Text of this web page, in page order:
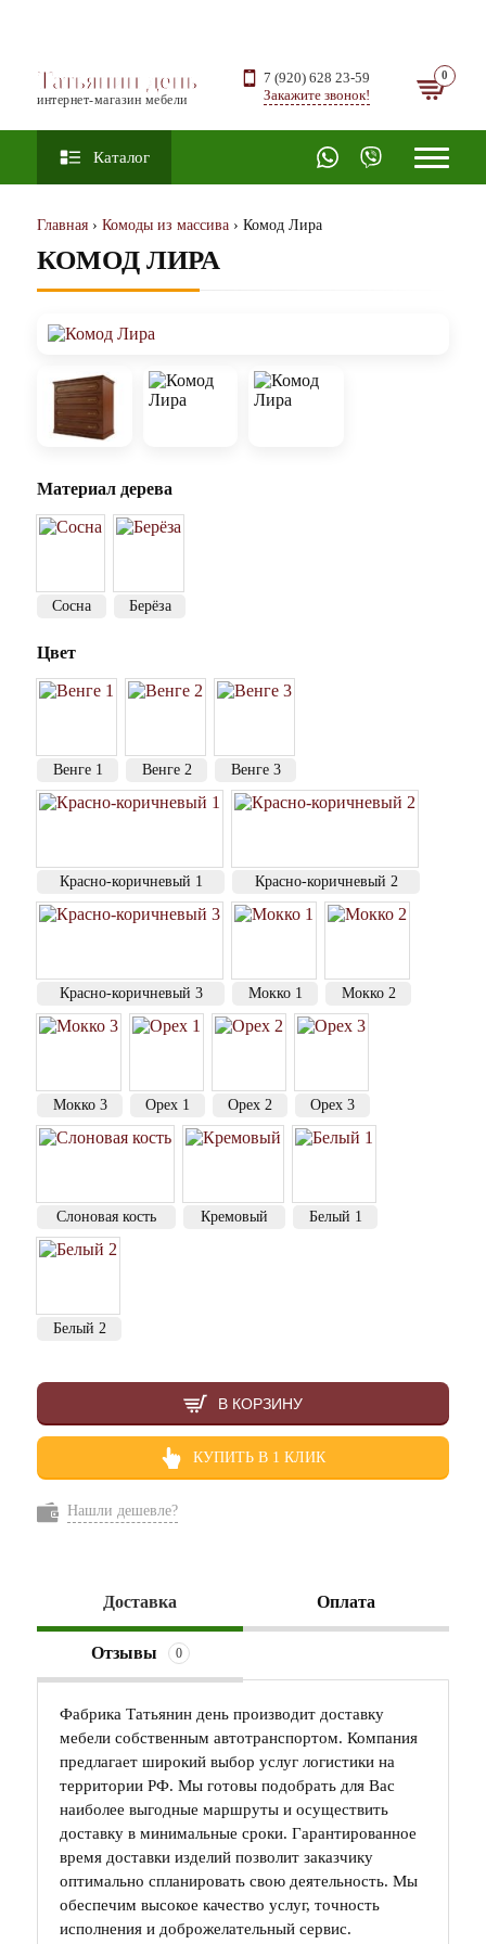
Татьянин день
интернет-магазин мебели
7 (920) 628 23-59
Закажите звонок!
Каталог
Главная › Комоды из массива › Комод Лира
КОМОД ЛИРА
Материал дерева
Сосна Берёза
Цвет
Венге 1 Венге 2 Венге 3
Красно-коричневый 1 Красно-коричневый 2
Красно-коричневый 3 Мокко 1 Мокко 2
Мокко 3 Орех 1 Орех 2 Орех 3
Слоновая кость Кремовый Белый 1
Белый 2
В КОРЗИНУ
КУПИТЬ В 1 КЛИК
Нашли дешевле?
Доставка Оплата
Отзывы 0
Фабрика Татьянин день производит доставку
мебели собственным автотранспортом. Компания
предлагает широкий выбор услуг логистики на
территории РФ. Мы готовы подобрать для Вас
наиболее выгодные маршруты и осуществить
доставку в минимальные сроки. Гарантированное
время доставки изделий позволит заказчику
оптимально спланировать свою деятельность. Мы
обеспечим высокое качество услуг, точность
исполнения и доброжелательный сервис.